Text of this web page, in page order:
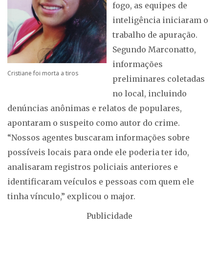
Cristiane foi morta a tiros
fogo, as equipes de
inteligência iniciaram o
trabalho de apuração.
Segundo Marconatto,
informações
preliminares coletadas
no local, incluindo
denúncias anônimas e relatos de populares,
apontaram o suspeito como autor do crime.
“Nossos agentes buscaram informações sobre
possíveis locais para onde ele poderia ter ido,
analisaram registros policiais anteriores e
identificaram veículos e pessoas com quem ele
tinha vínculo,” explicou o major.
Publicidade